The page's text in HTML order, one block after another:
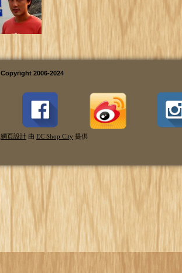
Copyright 2006-2024
網頁設計 由 EC Shop City 提供